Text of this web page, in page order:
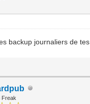
backup journaliers de
Freak